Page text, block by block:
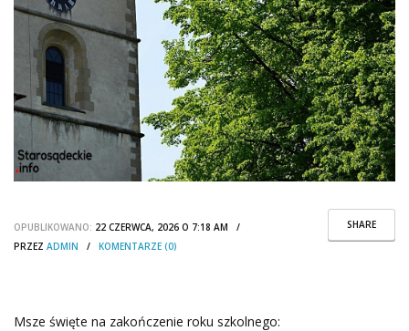
SHARE
OPUBLIKOWANO: 22 CZERWCA, 2026 O 7:18 AM /
PRZEZ ADMIN / KOMENTARZE (0)
Msze święte na zakończenie roku szkolnego: